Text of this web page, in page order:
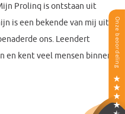
Prolinq is ontstaan uit
is een bekende van mij uit
ons. Leendert
kent veel mensen binnen